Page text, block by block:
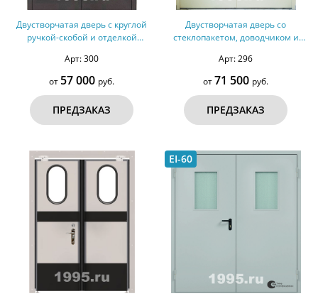
Двустворчатая дверь с круглой
ручкой-скобой и отделкой
сторон
Арт: 300
от 57 000 руб.
ПРЕДЗАКАЗ
Двустворчатая дверь со
стеклопакетом, доводчиком и
напылением
Арт: 296
от71 500 руб.
ПРЕДЗАКАЗ
EI-60